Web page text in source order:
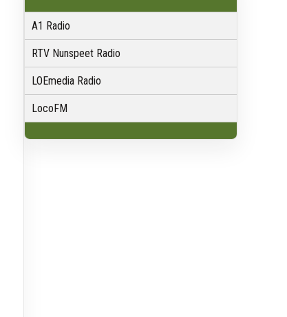
A1 Radio
RTV Nunspeet Radio
LOEmedia Radio
LocoFM